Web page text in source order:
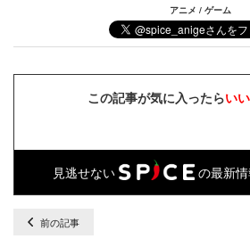
アニメ / ゲーム
この記事が気に入ったらい
見逃せない の最新情
前の記事